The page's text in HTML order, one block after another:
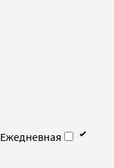
Ежедневная